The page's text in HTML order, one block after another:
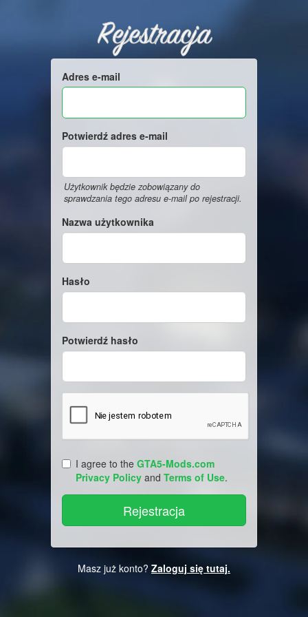
Rejestracja
Adres e-mail
Potwierdź adres e-mail
Użytkownik będzie zobowiązany do
sprawdzania tego adresu e-mail po rejestracji.
Nazwa użytkownika
Hasło
Potwierdź hasło
I agree to the GTA5-Mods.com
Privacy Policy and Terms of Use.
Masz już konto? Zaloguj się tutaj.